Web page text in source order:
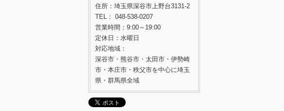
住所：埼玉県深谷市上野台3131-2
TEL： 048-538-0207
営業時間：9:00～19:00
定休日：水曜日
対応地域：
深谷市・熊谷市・太田市・伊勢崎
市・本庄市・秩父市を中心に埼玉
県・群馬県全域